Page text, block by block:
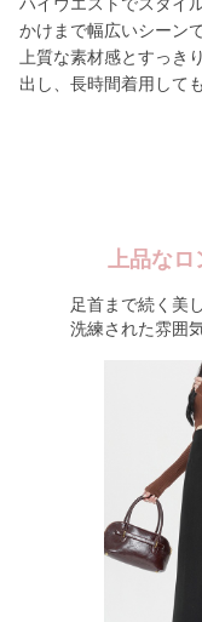
かけまで幅広いシーン
上質な素材感とすっき
出し、長時間着用して
上品なロ
足首まで続く美
洗練された雰囲